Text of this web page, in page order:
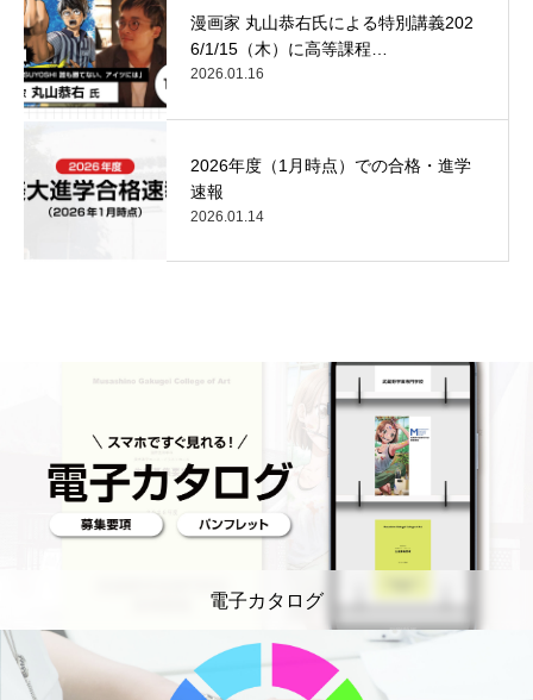
漫画家 丸山恭右氏による特別講義202
6/1/15（木）に高等課程…
2026.01.16
2026年度（1月時点）での合格・進学
速報
2026.01.14
電子カタログ